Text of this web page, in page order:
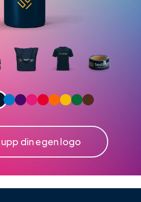
din egen logo